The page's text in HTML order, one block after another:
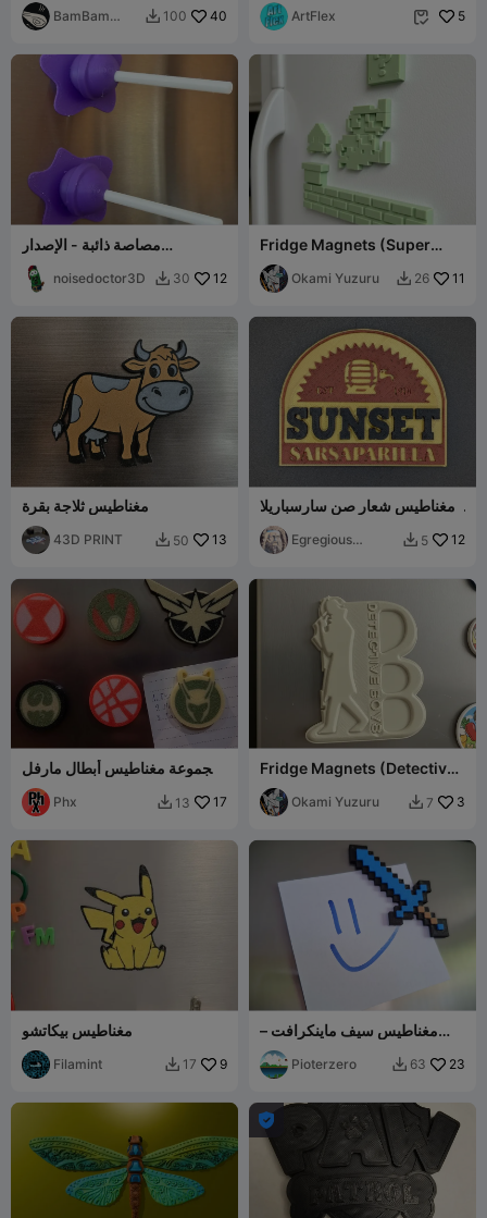
BamBam
 100 40 ArtFlex  5
مصاصة ذائبة - الإصدار
المغناطيسي
noisedoctor3D  30 12
Fridge Magnets (Super
Mario)
Okami Yuzuru  26 11
مغناطيس ثلاجة بقرة
43D PRINT  50 13
مغناطيس شعار صن سارسباريلا
من لعبة فولت: نيو فيغاس
Egregious
 5 12
مجموعة مغناطيس أبطال مارفل
الغامضين
Phx  13 17
Fridge Magnets (Detective
Boys)
Okami Yuzuru  7 3
مغناطيس بيكاتشو
Filamint  17 9
مغناطيس سيف ماينكرافت –
تركيب بالضغط! لا حاجة لنظام
AMS!Pioterzero  63 23
